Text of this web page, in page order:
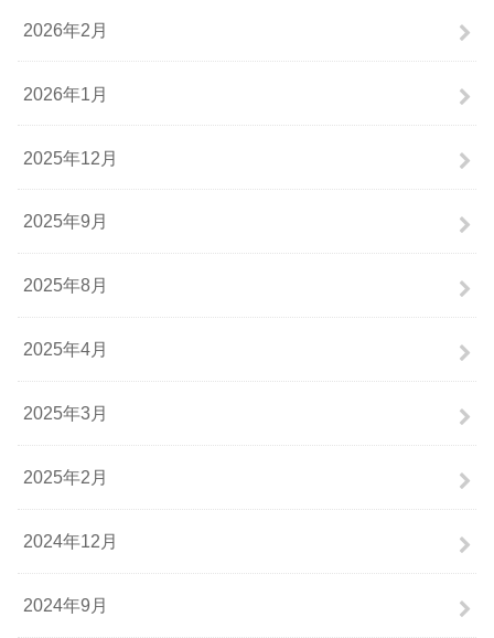
2026年2月
2026年1月
2025年12月
2025年9月
2025年8月
2025年4月
2025年3月
2025年2月
2024年12月
2024年9月